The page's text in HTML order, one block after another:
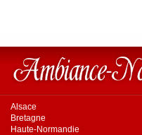
Alsace
Bretagne
Haute-Normandie